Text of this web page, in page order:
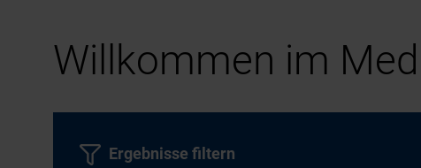
Willkommen im
Ergebnisse filtern